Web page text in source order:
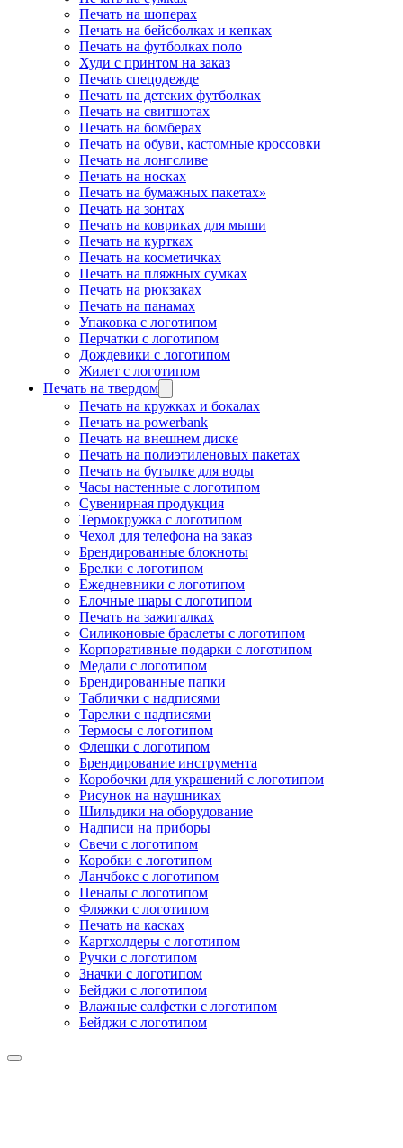
Печать на шоперах
Печать на бейсболках и кепках
Печать на футболках поло
Худи с принтом на заказ
Печать спецодежде
Печать на детских футболках
Печать на свитшотах
Печать на бомберах
Печать на обуви, кастомные кроссовки
Печать на лонгсливе
Печать на носках
Печать на бумажных пакетах»
Печать на зонтах
Печать на ковриках для мыши
Печать на куртках
Печать на косметичках
Печать на пляжных сумках
Печать на рюкзаках
Печать на панамах
Упаковка с логотипом
Перчатки с логотипом
Дождевики с логотипом
Жилет с логотипом
Печать на твердом
Печать на кружках и бокалах
Печать на powerbank
Печать на внешнем диске
Печать на полиэтиленовых пакетах
Печать на бутылке для воды
Часы настенные с логотипом
Сувенирная продукция
Термокружка с логотипом
Чехол для телефона на заказ
Брендированные блокноты
Брелки с логотипом
Ежедневники с логотипом
Елочные шары с логотипом
Печать на зажигалках
Силиконовые браслеты с логотипом
Корпоративные подарки с логотипом
Медали с логотипом
Брендированные папки
Таблички с надписями
Тарелки с надписями
Термосы с логотипом
Флешки с логотипом
Брендирование инструмента
Коробочки для украшений с логотипом
Рисунок на наушниках
Шильдики на оборудование
Надписи на приборы
Свечи с логотипом
Коробки с логотипом
Ланчбокс с логотипом
Пеналы с логотипом
Фляжки с логотипом
Печать на касках
Картхолдеры с логотипом
Ручки с логотипом
Значки с логотипом
Бейджи с логотипом
Влажные салфетки с логотипом
Бейджи с логотипом